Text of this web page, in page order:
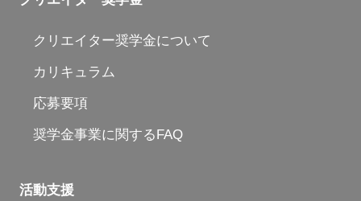
クリエイター奨学金について
カリキュラム
応募要項
奨学金事業に関するFAQ
活動支援